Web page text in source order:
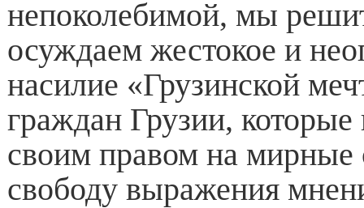
непоколебимой, мы
осуждаем жестокое и
насилие «Грузинской
граждан Грузии, которые
своим правом на мирные
свободу выражения